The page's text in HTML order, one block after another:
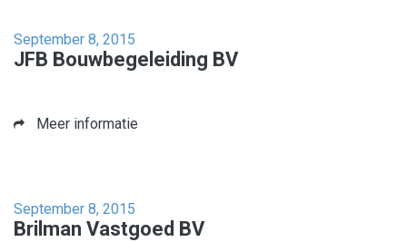
September 8, 2015
JFB Bouwbegeleiding BV
Meer informatie
September 8, 2015
Brilman Vastgoed BV